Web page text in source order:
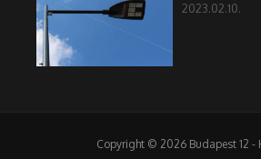
2023.02.10.
Copyright © 2026 Budapest 12 -